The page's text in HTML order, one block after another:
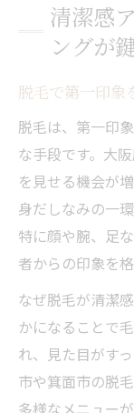
清潔感
ングが
脱毛で第一印象
脱毛は、第一印
な手段です。大
を見せる機会が
身だしなみの一
特に顔や腕、足
者からの印象を
なぜ脱毛が清潔
かになることで
れ、見た目がす
市や箕面市の脱
多様なメニュー